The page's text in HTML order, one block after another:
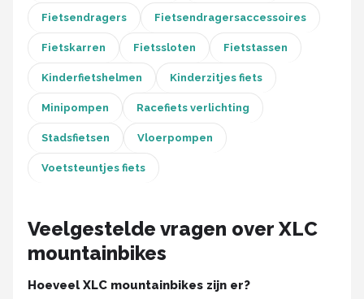
Fietsendragers Fietsendragersaccessoires
Fietskarren Fietssloten Fietstassen
Kinderfietshelmen Kinderzitjes fiets
Minipompen Racefiets verlichting
Stadsfietsen Vloerpompen
Voetsteuntjes fiets
Veelgestelde vragen over XLC
mountainbikes
Hoeveel XLC mountainbikes zijn er?